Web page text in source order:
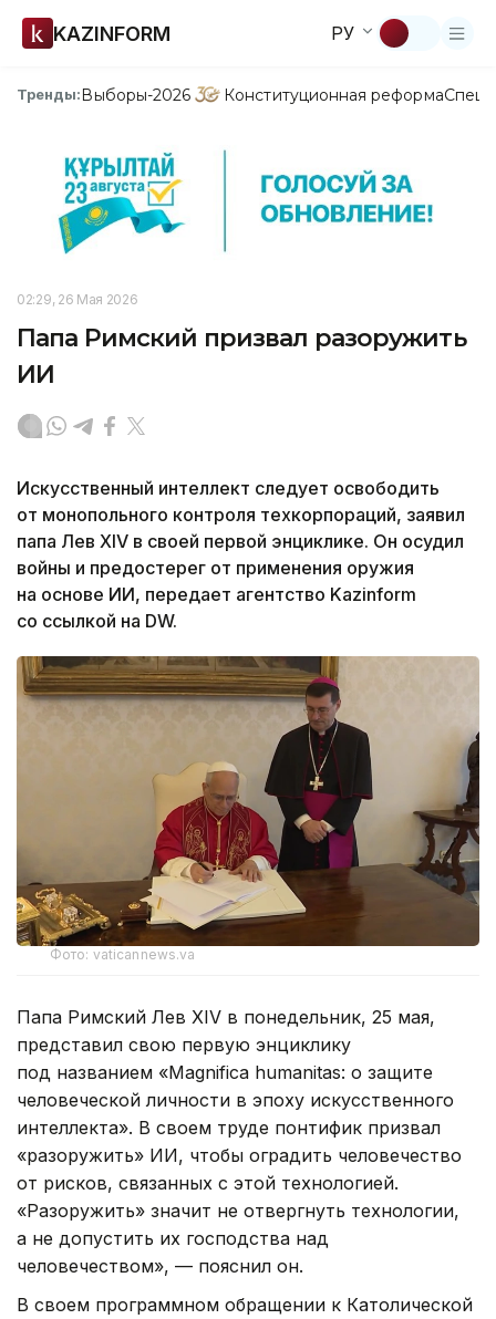
KAZINFORM РУ
Тренды:Выборы-2026 Конституционная реформа
02:29, 26 Мая 2026
Папа Римский призвал разоружить
ИИ
Искусственный интеллект следует освободить
от монопольного контроля техкорпораций, заявил
папа Лев XIV в своей первой энциклике. Он осудил
войны и предостерег от применения оружия
на основе ИИ, передает агентство Kazinform
со ссылкой на DW.
Фото: vaticannews.va
Папа Римский Лев XIV в понедельник, 25 мая,
представил свою первую энциклику
под названием «Magnifica humanitas: о защите
человеческой личности в эпоху искусственного
интеллекта». В своем труде понтифик призвал
«разоружить» ИИ, чтобы оградить человечество
от рисков, связанных с этой технологией.
«Разоружить» значит не отвергнуть технологии,
а не допустить их господства над
человечеством», — пояснил он.
В своем программном обращении к Католической